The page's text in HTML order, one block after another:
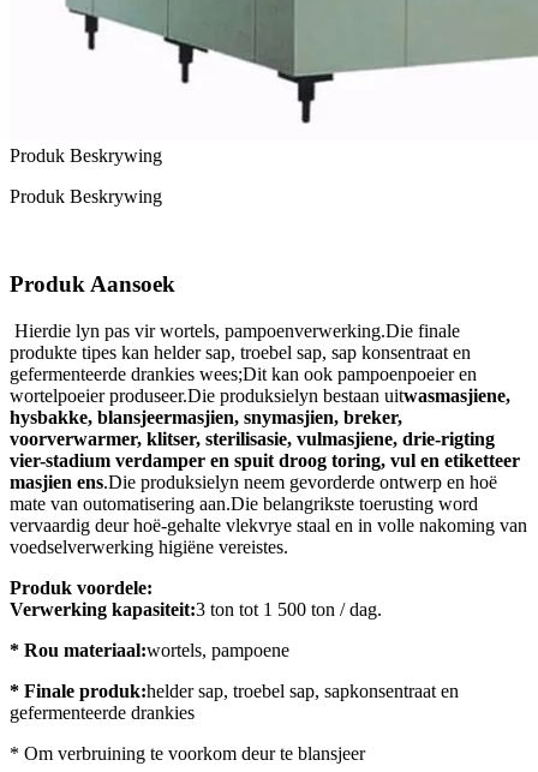
Produk Beskrywing
Produk Beskrywing
Produk Aansoek
Hierdie lyn pas vir wortels, pampoenverwerking.Die finale
produkte tipes kan helder sap, troebel sap, sap konsentraat en
gefermenteerde drankies wees;Dit kan ook pampoenpoeier en
wortelpoeier produseer.Die produksielyn bestaan ​​uitwasmasjiene,
hysbakke, blansjeermasjien, snymasjien, breker,
voorverwarmer, klitser, sterilisasie, vulmasjiene, drie-rigting
vier-stadium verdamper en spuit droog toring, vul en etiketteer
masjien ens.Die produksielyn neem gevorderde ontwerp en hoë
mate van outomatisering aan.Die belangrikste toerusting word
vervaardig deur hoë-gehalte vlekvrye staal en in volle nakoming van
voedselverwerking higiëne vereistes.
Produk voordele:
Verwerking kapasiteit:3 ton tot 1 500 ton / dag.
* Rou materiaal:wortels, pampoene
* Finale produk:helder sap, troebel sap, sapkonsentraat en
gefermenteerde drankies
* Om verbruining te voorkom deur te blansjeer